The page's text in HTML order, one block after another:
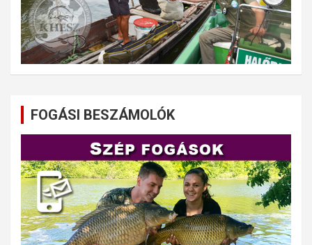
FOGÁSI BESZÁMOLÓK